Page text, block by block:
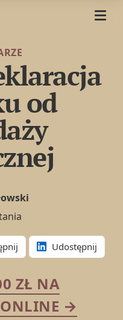
od
Udostępnij
ZŁ NA
ONLINE →